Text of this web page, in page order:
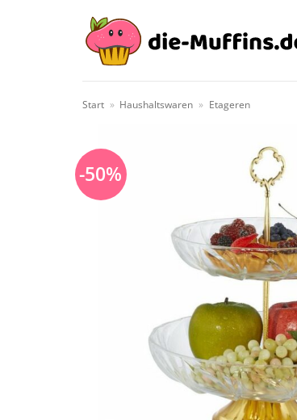
Start » Haushaltswaren » Etageren
-50%